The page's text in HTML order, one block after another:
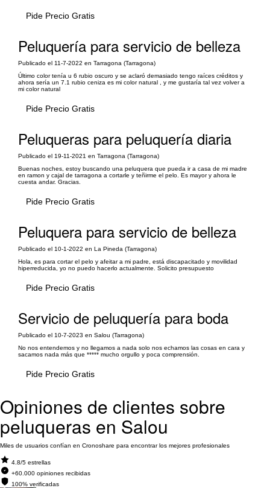
Pide Precio Gratis
Peluquería para servicio de belleza
Publicado el 11-7-2022 en Tarragona (Tarragona)
Último color tenía u 6 rubio oscuro y se aclaró demasiado tengo raíces créditos y
ahora sería un 7.1 rubio ceniza es mi color natural , y me gustaría tal vez volver a
mi color natural
Pide Precio Gratis
Peluqueras para peluquería diaria
Publicado el 19-11-2021 en Tarragona (Tarragona)
Buenas noches, estoy buscando una peluquera que pueda ir a casa de mi madre
en ramon y cajal de tarragona a cortarle y teñirme el pelo. Es mayor y ahora le
cuesta andar. Gracias.
Pide Precio Gratis
Peluquera para servicio de belleza
Publicado el 10-1-2022 en La Pineda (Tarragona)
Hola, es para cortar el pelo y afeitar a mi padre, está discapacitado y movilidad
hiperreducida, yo no puedo hacerlo actualmente. Solicito presupuesto
Pide Precio Gratis
Servicio de peluquería para boda
Publicado el 10-7-2023 en Salou (Tarragona)
No nos entendemos y no llegamos a nada solo nos echamos las cosas en cara y
sacamos nada más que ***** mucho orgullo y poca comprensión.
Pide Precio Gratis
Opiniones de clientes sobre
peluqueras en Salou
Miles de usuarios confían en Cronoshare para encontrar los mejores profesionales
4.8/5 estrellas
+60.000 opiniones recibidas
100% verificadas